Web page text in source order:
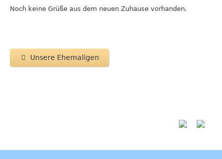
Noch keine Grüße aus dem neuen Zuhause vorhanden.
Unsere Ehemaligen